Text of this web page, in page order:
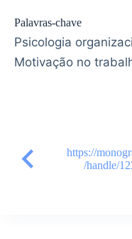
https://
/handle/
Palavras-chave
Psicologia
Motivação no